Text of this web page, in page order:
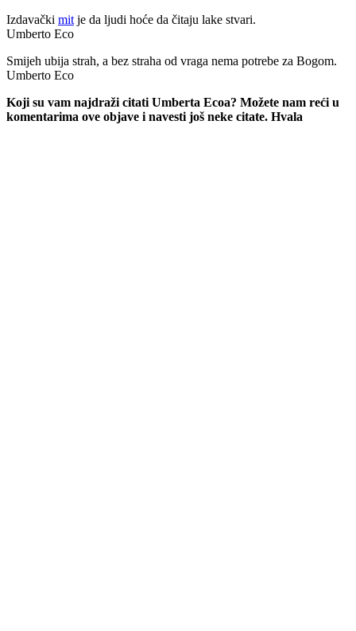
Izdavački mit je da ljudi hoće da čitaju lake stvari.
Umberto Eco
Smijeh ubija strah, a bez straha od vraga nema potrebe za Bogom.
Umberto Eco
Koji su vam najdraži citati Umberta Ecoa? Možete nam reći u
komentarima ove objave i navesti još neke citate. Hvala